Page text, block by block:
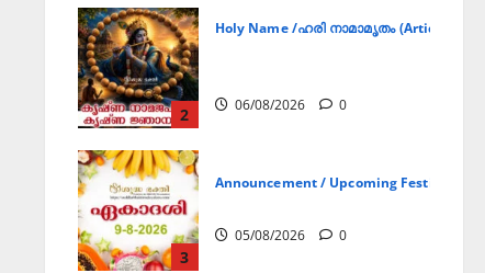
2
Holy Name /ഹരി നാമാമൃതം (Articles)
06/08/2026 0
3
Announcement / Upcoming Festivals
05/08/2026 0